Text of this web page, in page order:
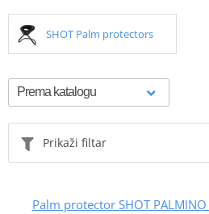
SHOT Palm protectors
Prikaži filtar
Palm protector SHOT